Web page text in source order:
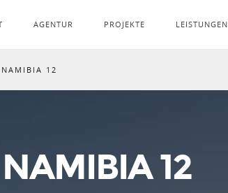
AGENTUR PROJEKTE LEISTUNGEN
12
12